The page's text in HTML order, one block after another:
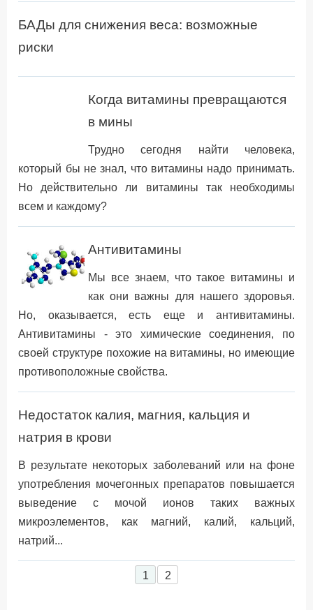
БАДы для снижения веса: возможные
риски
Когда витамины превращаются
в мины
Трудно сегодня найти человека,
который бы не знал, что витамины надо принимать.
Но действительно ли витамины так необходимы
всем и каждому?
Антивитамины
Мы все знаем, что такое витамины и
как они важны для нашего здоровья.
Но, оказывается, есть еще и антивитамины.
Антивитамины - это химические соединения, по
своей структуре похожие на витамины, но имеющие
противоположные свойства.
Недостаток калия, магния, кальция и
натрия в крови
В результате некоторых заболеваний или на фоне
употребления мочегонных препаратов повышается
выведение с мочой ионов таких важных
микроэлементов, как магний, калий, кальций,
натрий...
1 2